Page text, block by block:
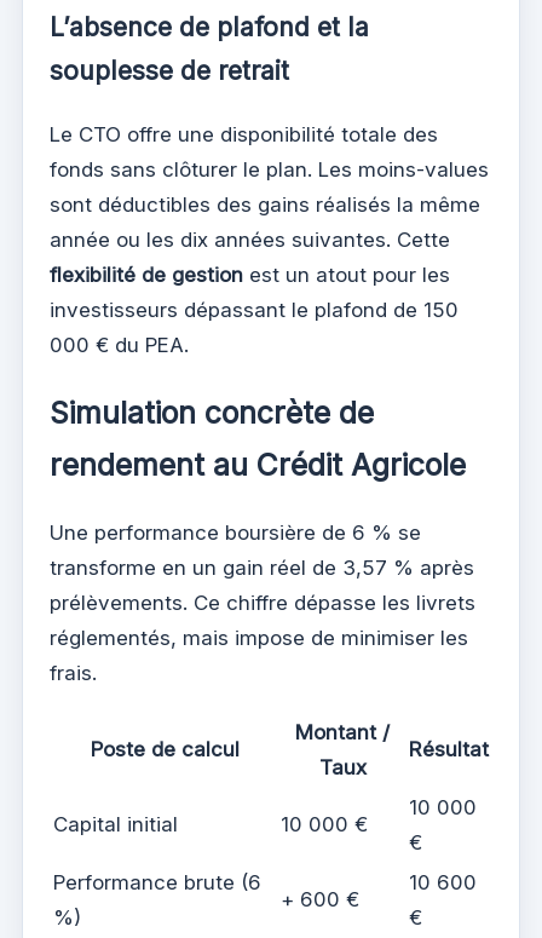
L’absence de plafond et la
souplesse de retrait
Le CTO offre une disponibilité totale des
fonds sans clôturer le plan. Les moins-values
sont déductibles des gains réalisés la même
année ou les dix années suivantes. Cette
flexibilité de gestion est un atout pour les
investisseurs dépassant le plafond de 150
000 € du PEA.
Simulation concrète de
rendement au Crédit Agricole
Une performance boursière de 6 % se
transforme en un gain réel de 3,57 % après
prélèvements. Ce chiffre dépasse les livrets
réglementés, mais impose de minimiser les
frais.
Poste de calcul
Montant /
Taux
Résultat
Capital initial 10 000 €
10 000
€
Performance brute (6
%)
+ 600 €
10 600
€